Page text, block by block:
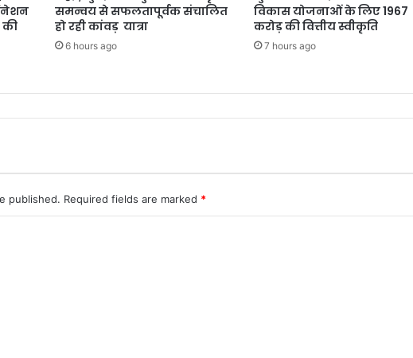
की
समन्वय से सफलतापूर्वक संचालित
हो रही कांवड़ यात्रा
6 hours ago
विकास योजनाओं के लिए 1967
करोड़ की वित्तीय स्वीकृति
7 hours ago
published. Required fields are marked *